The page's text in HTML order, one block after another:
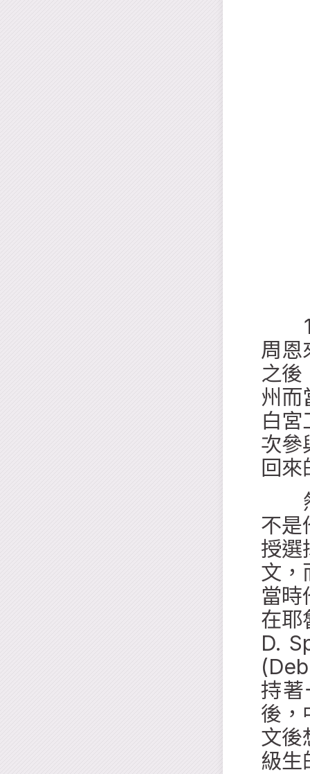
周恩
之後
州而
白
次參
回
然
不是
授選
文，
當時
在耶
D.
持
後，
文後
級生